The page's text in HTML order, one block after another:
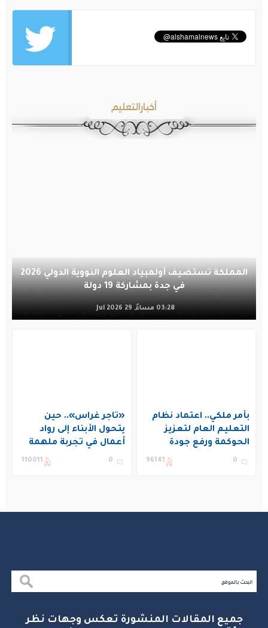
أخبارالتعليم
المملكة تستضيف أولمبياد العلوم النووية الدولي 2026
في جدة بمشاركة 19 دولة
03:28 مساءً, 29 Jul 2026
بأمر ملكي.. اعتماد نظام
التعليم العام لتعزيز
الحوكمة ورفع جودة
التعليم في المملكة
0
96141
«تاجر غراس».. حين
يتحول الأبناء إلى رواد
أعمال في تجربة ملهمة
بنادي غراس الصيفي
0
110011
جميع المقالات المنشورة تعكس وجهات نظر